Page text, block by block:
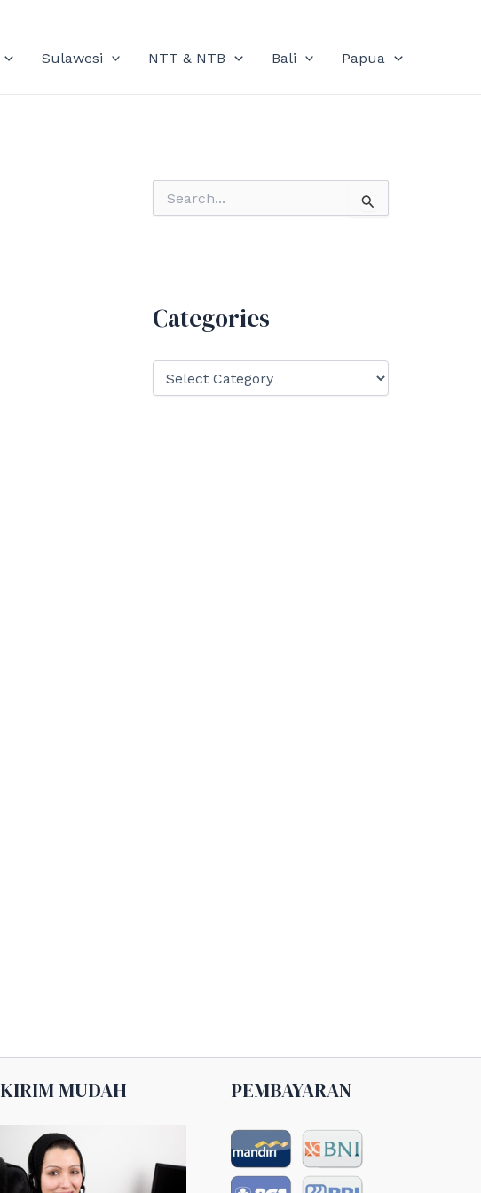
Sulawesi NTT & NTB Bali Papua
o
Categories
KIRIM MUDAH PEMBAYARAN